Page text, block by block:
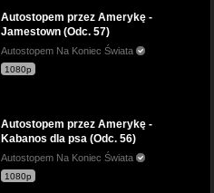
Autostopem przez Amerykę -
Jamestown (Odc. 57)
Autostopem Na Koniec Świata
1080p
Autostopem przez Amerykę -
Kabanos dla psa (Odc. 56)
Autostopem Na Koniec Świata
1080p